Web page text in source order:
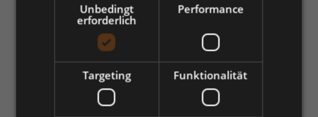
30 31 33 34
56 58 60 62 64
Unbedingt
erforderlich
Performance
Targeting Funktionalität